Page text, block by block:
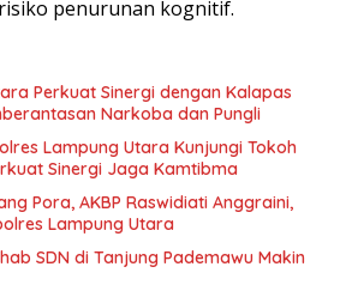
penurunan kognitif.
Perkuat Sinergi dengan Kalapas
Narkoba dan Pungli
Lampung Utara Kunjungi Tokoh
Sinergi Jaga Kamtibma
Pora, AKBP Raswidiati Anggraini,
Lampung Utara
SDN di Tanjung Pademawu Makin